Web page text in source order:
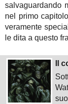
salvaguardando
nel primo
veramente
le dita a questo
Il